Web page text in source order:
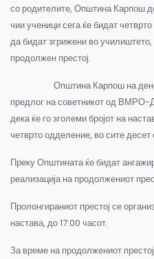
со родителите, Општина Карпош
чии ученици сега ќе бидат
да бидат згрижени во
продолжен престој.
Општина Карпош на
предлог на советникот од
дека ќе го зголеми бројот на
четврто одделение, во сите
Преку Општината ќе бидат
реализација на продолжениот
Пролонгираниот престој се
настава, до 17:00 часот.
За време на продолжениот